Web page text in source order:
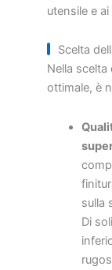
utensile e
Scelta
Nella
ottimale, è
sulla
Di